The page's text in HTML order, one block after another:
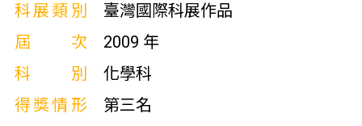
科展類別
臺灣國際科展作品
屆次
2009 年
科別
化學科
得獎情形
第三名